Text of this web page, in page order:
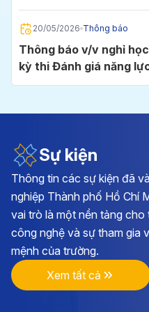
Chí Minh
20/05/2026 Thông báo
Thông báo v/v nghỉ
kỳ thi Đánh giá năng
24/5/2026 tại Cụm thi
học kỳ I, năm học 2026
28/04/2026 Thông báo
Kế hoạch triển khai
nền tảng tư tưởng của
tại Đảng bộ Trường ĐH
17/04/2026 Thông báo
Thông báo v/v vận
liệu và hiện vật hướng
Sự kiện
Thông tin các sự kiện đã
nghiệp Thành phố Hồ Chí
vai trò là một nền tảng
công nghệ và sự tham gia
mệnh của trường.
Xem tất cả